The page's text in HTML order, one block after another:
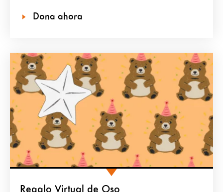
Dona ahora
Regalo Virtual de Oso